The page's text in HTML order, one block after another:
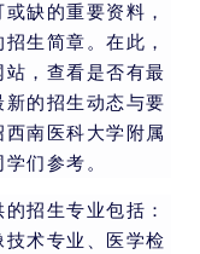
缺的重要资料，
生简章。在此，
，查看是否有最
的招生动态与要
南医科大学附属
们参考。
招生专业包括：
术专业、医学检